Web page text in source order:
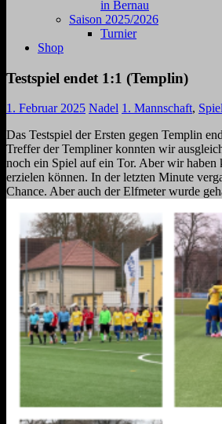
in Bernau
Saison 2025/2026
Turnier
Shop
Testspiel endet 1:1 (Templin)
1. Februar 2025 Nadel 1. Mannschaft,
Das Testspiel der Ersten gegen Templin
Treffer der Templiner konnten wir
noch ein Spiel auf ein Tor. Aber wir haben
erzielen können. In der letzten Minute
Chance. Aber auch der Elfmeter wurde